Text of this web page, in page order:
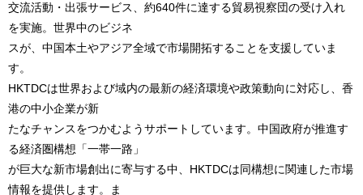
交流活動・出張サービス、約640件に達する貿易視察団の受け入れ
を実施。世界中のビジネ
スが、中国本土やアジア全域で市場開拓することを支援していま
す。
HKTDCは世界および域内の最新の経済環境や政策動向に対応し、香
港の中小企業が新
たなチャンスをつかむようサポートしています。中国政府が推進す
る経済圏構想「一帯一路」
が巨大な新市場創出に寄与する中、HKTDCは同構想に関連した市場
情報を提供します。ま